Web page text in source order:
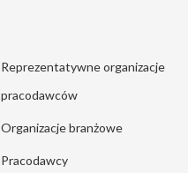
Reprezentatywne organizacje
pracodawców
Organizacje branżowe
Pracodawcy